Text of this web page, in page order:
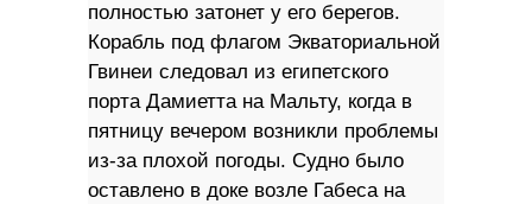
полностью затонет у его берегов.
Корабль под флагом Экваториальной
Гвинеи следовал из египетского
порта Дамиетта на Мальту, когда в
пятницу вечером возникли проблемы
из-за плохой погоды. Судно было
оставлено в доке возле Габеса на